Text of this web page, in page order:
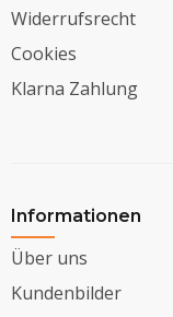
Widerrufsrecht
Cookies
Klarna Zahlung
Informationen
Über uns
Kundenbilder